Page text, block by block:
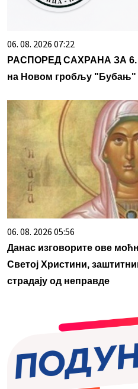
06. 08. 2026 07:22
РАСПОРЕД САХРАНА ЗА 6.
на Новом гробљу "Бубањ"
06. 08. 2026 05:56
Данас изговорите ове
Светој Христини,
страдају од неправде